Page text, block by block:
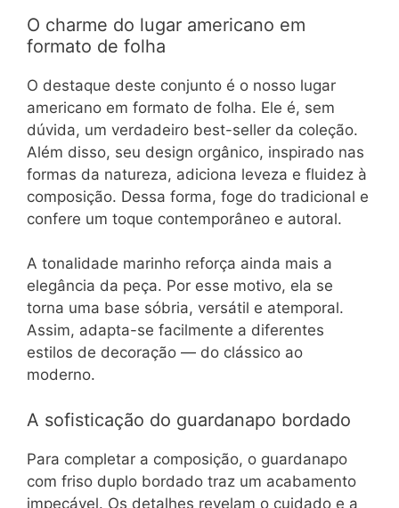
O charme do lugar americano em
formato de folha
O destaque deste conjunto é o nosso lugar
americano em formato de folha. Ele é, sem
dúvida, um verdadeiro best-seller da coleção.
Além disso, seu design orgânico, inspirado nas
formas da natureza, adiciona leveza e fluidez à
composição. Dessa forma, foge do tradicional e
confere um toque contemporâneo e autoral.
A tonalidade marinho reforça ainda mais a
elegância da peça. Por esse motivo, ela se
torna uma base sóbria, versátil e atemporal.
Assim, adapta-se facilmente a diferentes
estilos de decoração — do clássico ao
moderno.
A sofisticação do guardanapo bordado
Para completar a composição, o guardanapo
com friso duplo bordado traz um acabamento
impecável. Os detalhes revelam o cuidado e a